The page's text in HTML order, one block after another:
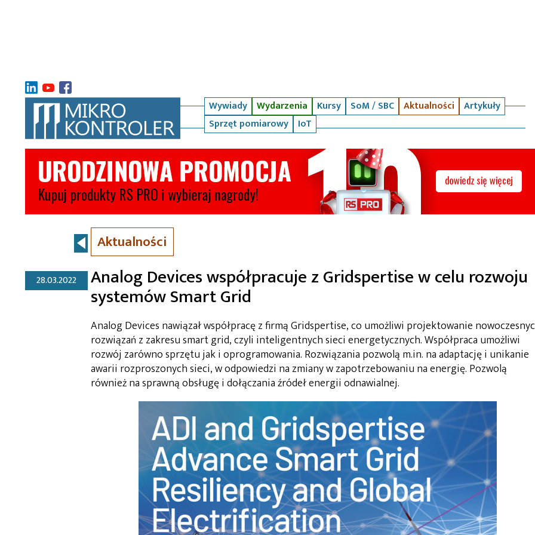
Wywiady Wydarzenia Kursy SoM / SBC Aktualności
Artykuły
Sprzęt pomiarowy
IoT
Aktualności
28.03.2022 Analog Devices współpracuje z Gridspertise w celu rozwoju
systemów Smart Grid
Analog Devices nawiązał współpracę z firmą Gridspertise, co umożliwi projektowanie
rozwiązań z zakresu smart grid, czyli inteligentnych sieci energetycznych. Współpraca umożliwi
rozwój zarówno sprzętu jak i oprogramowania. Rozwiązania pozwolą m.in. na adaptację i unikanie
awarii rozproszonych sieci, w odpowiedzi na zmiany w zapotrzebowaniu na energię. Pozwolą
również na sprawną obsługę i dołączania źródeł energii odnawialnej.